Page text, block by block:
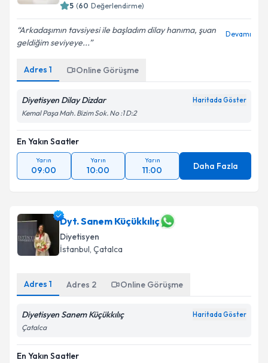
5 (60 Değerlendirme)
Arkadaşımın tavsiyesi ile başladım dilay hanıma, şuan
geldiğim seviyeye...
Devamı
Adres 1 Online Görüşme
Diyetisyen Dilay Dizdar Haritada Göster
Kemal Paşa Mah. Bizim Sok. No :1 D:2
En Yakın Saatler
Yarın
09:00
Yarın
10:00
Yarın
11:00 Daha Fazla
Dyt. Sanem Küçükkılıç
Diyetisyen
İstanbul, Çatalca
Adres 1 Adres 2 Online Görüşme
Diyetisyen Sanem Küçükkılıç Haritada Göster
Çatalca
En Yakın Saatler